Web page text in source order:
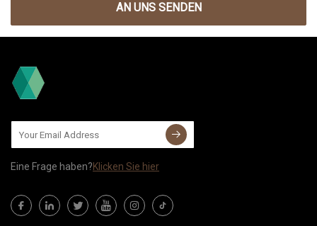
AN UNS SENDEN
Eine Frage haben?Klicken Sie hier